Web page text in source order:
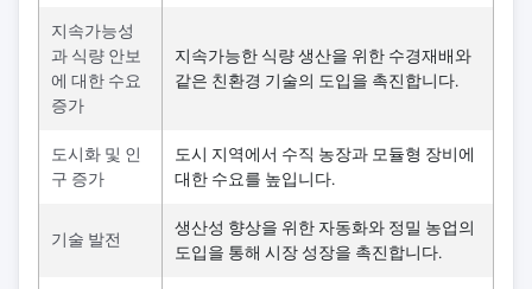
지속가능성
과 식량 안보
에 대한 수요
증가
지속가능한 식량 생산을 위한 수경재배와
같은 친환경 기술의 도입을 촉진합니다.
도시화 및 인
구 증가
도시 지역에서 수직 농장과 모듈형 장비에
대한 수요를 높입니다.
기술 발전
생산성 향상을 위한 자동화와 정밀 농업의
도입을 통해 시장 성장을 촉진합니다.